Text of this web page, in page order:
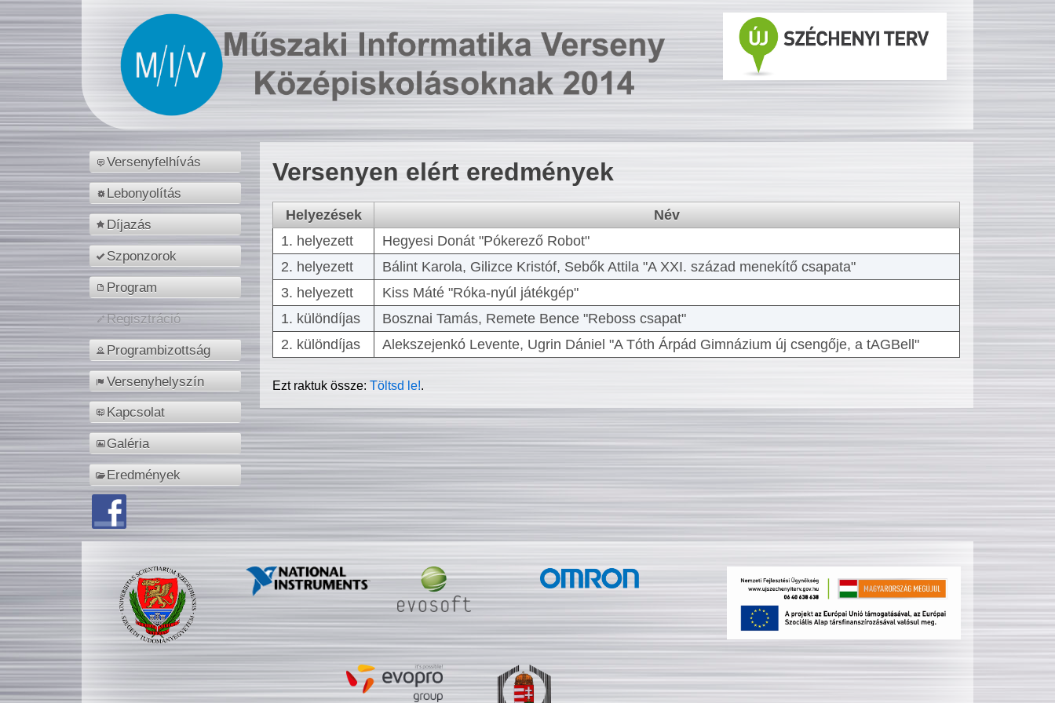
Versenyfelhívás
Lebonyolítás
Díjazás
Szponzorok
Program
Regisztráció
Programbizottság
Versenyhelyszín
Kapcsolat
Galéria
Eredmények
Versenyen elért eredmények
Helyezések
Név
1. helyezett
Hegyesi Donát "Pókerező Robot"
2. helyezett
Bálint Karola, Gilizce Kristóf, Sebők Attila "A XXI. század menekítő csapata"
3. helyezett
Kiss Máté "Róka-nyúl játékgép"
1. különdíjas
Bosznai Tamás, Remete Bence "Reboss csapat"
2. különdíjas
Alekszejenkó Levente, Ugrin Dániel "A Tóth Árpád Gimnázium új csengője, a tAGBell"
Ezt raktuk össze:Töltsd le!.